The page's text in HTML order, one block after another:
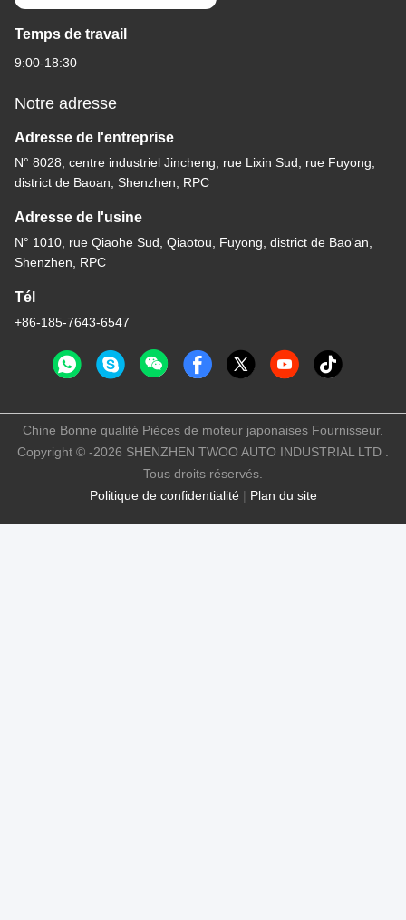
Temps de travail
9:00-18:30
Notre adresse
Adresse de l'entreprise
N° 8028, centre industriel Jincheng, rue Lixin Sud, rue Fuyong,
district de Baoan, Shenzhen, RPC
Adresse de l'usine
N° 1010, rue Qiaohe Sud, Qiaotou, Fuyong, district de Bao'an,
Shenzhen, RPC
Tél
+86-185-7643-6547
Politique de confidentialité| Plan du site
Chine Bonne qualité Pièces de moteur japonaises Fournisseur.
Copyright © -2026 SHENZHEN TWOO AUTO INDUSTRIAL LTD .
Tous droits réservés.